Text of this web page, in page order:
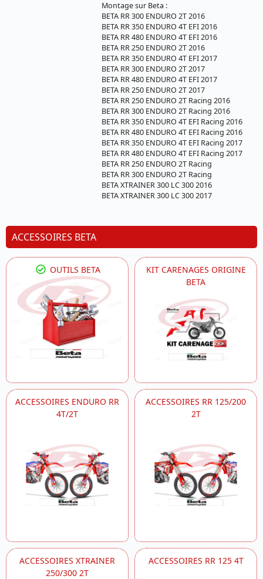
Montage sur Beta :
BETA RR 300 ENDURO 2T 2016
BETA RR 350 ENDURO 4T EFI 2016
BETA RR 480 ENDURO 4T EFI 2016
BETA RR 250 ENDURO 2T 2016
BETA RR 350 ENDURO 4T EFI 2017
BETA RR 300 ENDURO 2T 2017
BETA RR 480 ENDURO 4T EFI 2017
BETA RR 250 ENDURO 2T 2017
BETA RR 250 ENDURO 2T Racing 2016
BETA RR 300 ENDURO 2T Racing 2016
BETA RR 350 ENDURO 4T EFI Racing 2016
BETA RR 480 ENDURO 4T EFI Racing 2016
BETA RR 350 ENDURO 4T EFI Racing 2017
BETA RR 480 ENDURO 4T EFI Racing 2017
BETA RR 250 ENDURO 2T Racing
BETA RR 300 ENDURO 2T Racing
BETA XTRAINER 300 LC 300 2016
BETA XTRAINER 300 LC 300 2017
ACCESSOIRES BETA
OUTILS BETA
KIT CARENAGES ORIGINE
BETA
ACCESSOIRES ENDURO RR
4T/2T
ACCESSOIRES RR 125/200
2T
ACCESSOIRES XTRAINER
250/300 2T
ACCESSOIRES RR 125 4T